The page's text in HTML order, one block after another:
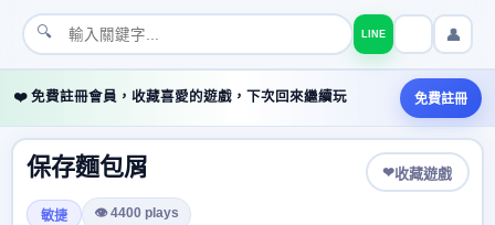
🔍 LINE 👤
❤️ 免費註冊會員，收藏喜愛的遊戲，下次回來繼續玩 免費註冊
保存麵包屑 ❤收藏遊戲
敏捷 👁 4400 plays